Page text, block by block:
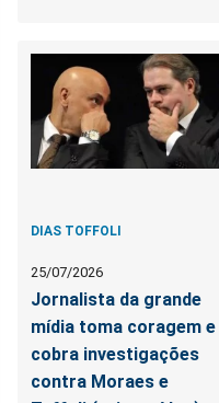
DIAS TOFFOLI
25/07/2026
Jornalista da grande
mídia toma coragem e
cobra investigações
contra Moraes e